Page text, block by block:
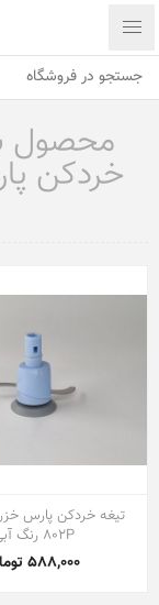
محصول
802P رنگ آبی
588,000 تومان